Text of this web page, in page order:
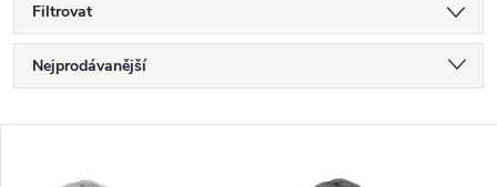
Filtrovat
Ř
a
Nejprodávanější